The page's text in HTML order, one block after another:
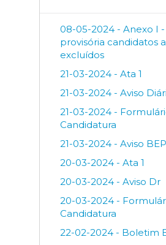
08-05-2024 - Anexo I -
provisória candidatos
excluídos
21-03-2024 - Ata 1
21-03-2024 - Aviso
21-03-2024 -
Candidatura
21-03-2024 - Aviso BEP
20-03-2024 - Ata 1
20-03-2024 - Aviso Dr
20-03-2024 -
Candidatura
22-02-2024 - Boletim